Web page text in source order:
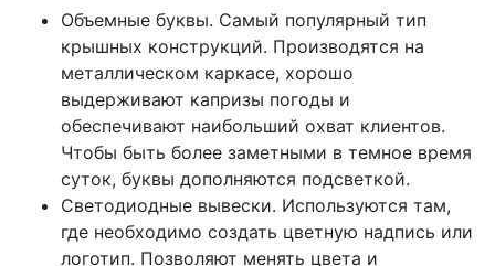
Объемные буквы. Самый популярный тип
крышных конструкций. Производятся на
металлическом каркасе, хорошо
выдерживают капризы погоды и
обеспечивают наибольший охват клиентов.
Чтобы быть более заметными в темное время
суток, буквы дополняются подсветкой.
Светодиодные вывески. Используются там,
где необходимо создать цветную надпись или
логотип. Позволяют менять цвета и